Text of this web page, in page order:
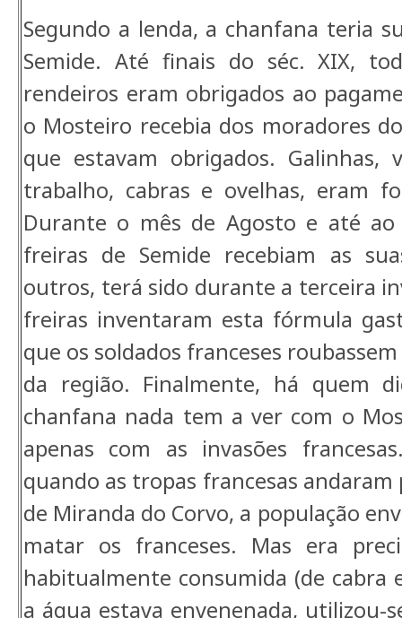
Segundo a lenda, a chanfana teria
Semide. Até finais do séc. XIX,
rendeiros eram obrigados ao
o Mosteiro recebia dos moradores
que estavam obrigados. Galinhas,
trabalho, cabras e ovelhas, eram
Durante o mês de Agosto e até
freiras de Semide recebiam as
outros, terá sido durante a terceira
freiras inventaram esta fórmula
que os soldados franceses
da região. Finalmente, há quem
chanfana nada tem a ver com o
apenas com as invasões
quando as tropas francesas andaram
de Miranda do Corvo, a população
matar os franceses. Mas era
habitualmente consumida (de cabra
a água estava envenenada, utilizou-